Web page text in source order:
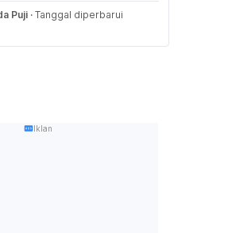
Puji · Tanggal diperbarui
Iklan